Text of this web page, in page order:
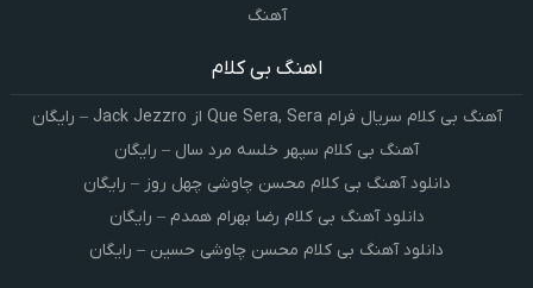
آهنگ
اهنگ بی کلام
آهنگ بی کلام سریال فرام Que Sera, Sera از Jack Jezzro – رایگان
آهنگ بی کلام سپهر خلسه مرد سال – رایگان
دانلود آهنگ بی کلام محسن چاوشی چهل روز – رایگان
دانلود آهنگ بی کلام رضا بهرام همدم – رایگان
دانلود آهنگ بی کلام محسن چاوشی حسین – رایگان